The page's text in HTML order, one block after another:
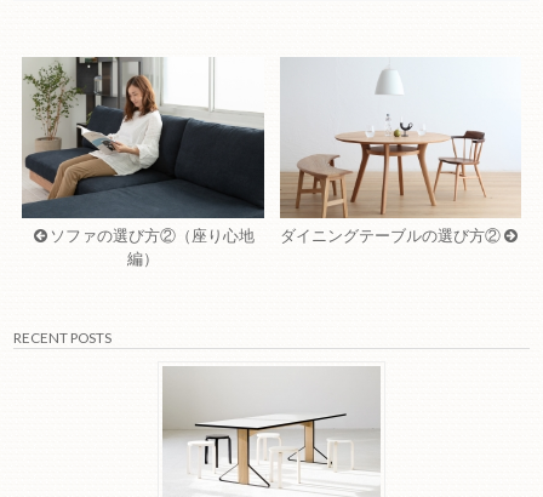
ソファの選び方②（座り心地
編）
ダイニングテーブルの選び方②
RECENT POSTS